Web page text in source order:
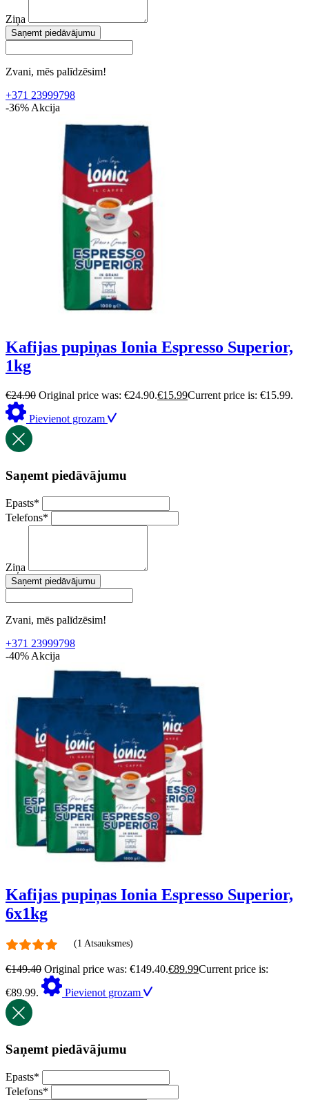
Ziņa
Saņemt piedāvājumu
Zvani, mēs palīdzēsim!
+371 23999798
-36% Akcija
Kafijas pupiņas Ionia Espresso Superior,
1kg
€24.90 Original price was: €24.90.€15.99Current price is: €15.99.
Pievienot grozam
Saņemt piedāvājumu
Epasts*
Telefons*
Ziņa
Saņemt piedāvājumu
Zvani, mēs palīdzēsim!
+371 23999798
-40% Akcija
Kafijas pupiņas Ionia Espresso Superior,
6x1kg
(1 Atsauksmes)
€149.40 Original price was: €149.40.€89.99Current price is:
€89.99.
Pievienot grozam
Saņemt piedāvājumu
Epasts*
Telefons*